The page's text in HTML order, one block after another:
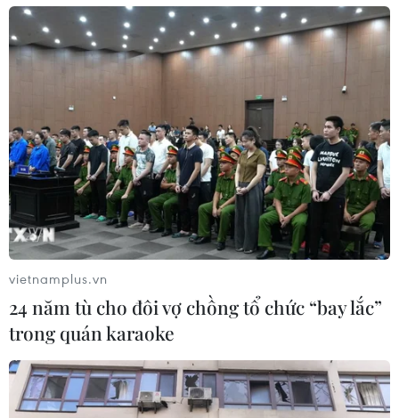
vietnamplus.vn
24 năm tù cho đôi vợ chồng tổ chức “bay lắc”
trong quán karaoke